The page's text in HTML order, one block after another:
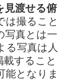
見渡せる俯
は撮ること
写真とは一
る写真は人
載すること
能となりま